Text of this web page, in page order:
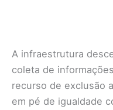
A infraestrutura
coleta de
recurso de exclusão
em pé de igualdade